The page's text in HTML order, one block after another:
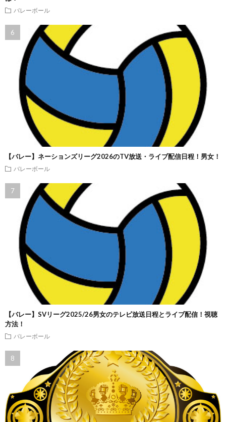
バレーボール
【バレー】ネーションズリーグ2026のTV放送・ライブ配信日程！男女！
バレーボール
【バレー】SVリーグ2025/26男女のテレビ放送日程とライブ配信！視聴
方法！
バレーボール